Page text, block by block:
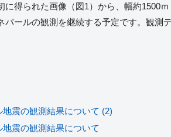
得られた画像（図1）から、幅約1500
ールの観測を継続する予定です。観測
地震の観測結果について (2)
地震の観測結果について